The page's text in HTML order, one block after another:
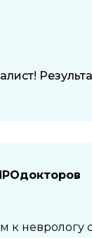
неврологу